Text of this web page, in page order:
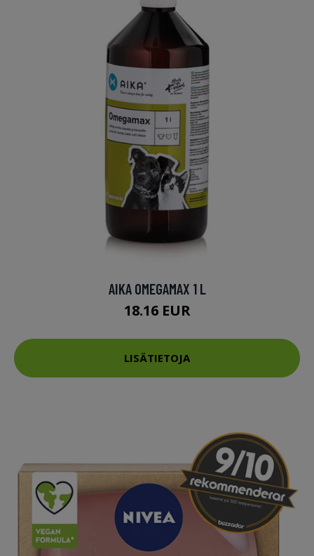
AIKA OMEGAMAX 1 L
18.16 EUR
LISÄTIETOJA